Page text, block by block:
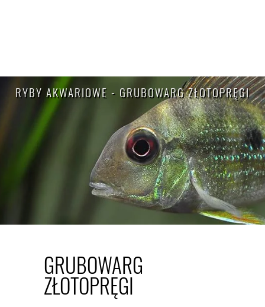
RYBY AKWARIOWE - GRUBOWARG ZŁOTOPRĘGI
GRUBOWARG
ZŁOTOPRĘGI